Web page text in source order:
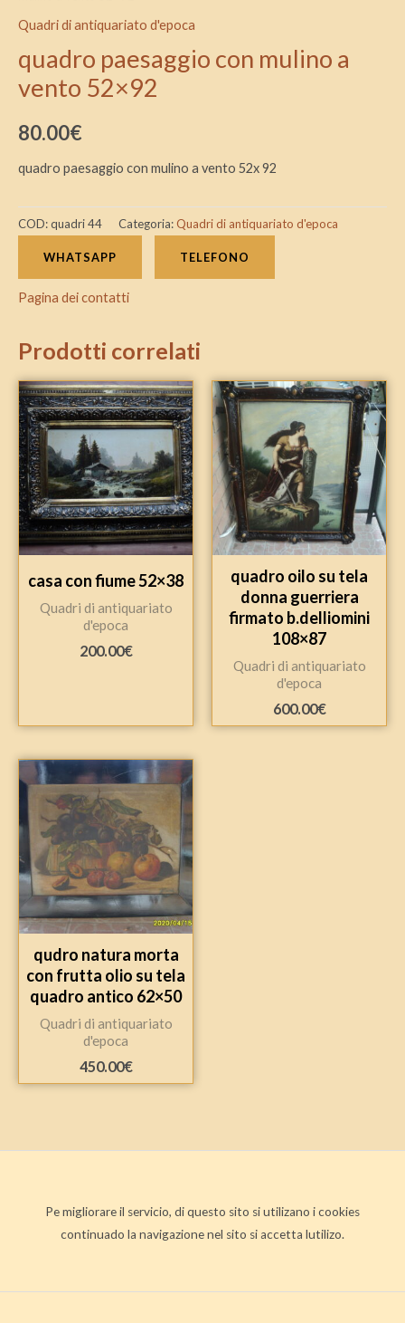
Quadri di antiquariato d'epoca
quadro paesaggio con mulino a
vento 52×92
80.00€
quadro paesaggio con mulino a vento 52x 92
COD:quadri 44 Categoria: Quadri di antiquariato d'epoca
WHATSAPP TELEFONO
Pagina dei contatti
Prodotti correlati
casa con fiume 52×38
Quadri di antiquariato
d'epoca
200.00€
quadro oilo su tela
donna guerriera
firmato b.delliomini
108×87
Quadri di antiquariato
d'epoca
600.00€
qudro natura morta
con frutta olio su tela
quadro antico 62×50
Quadri di antiquariato
d'epoca
450.00€
Pe migliorare il servicio, di questo sito si utilizano i cookies
continuado la navigazione nel sito si accetta lutilizo.